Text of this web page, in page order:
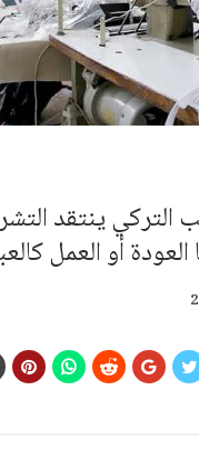
التركي ينتقد
أو العمل